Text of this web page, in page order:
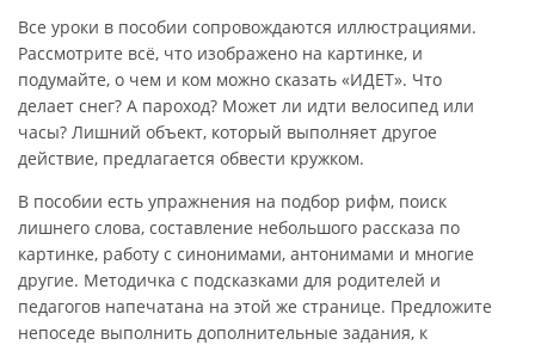
Все уроки в пособии сопровождаются иллюстрациями.
Рассмотрите всё, что изображено на картинке, и
подумайте, о чем и ком можно сказать «ИДЕТ». Что
делает снег? А пароход? Может ли идти велосипед или
часы? Лишний объект, который выполняет другое
действие, предлагается обвести кружком.
В пособии есть упражнения на подбор рифм, поиск
лишнего слова, составление небольшого рассказа по
картинке, работу с синонимами, антонимами и многие
другие. Методичка с подсказками для родителей и
педагогов напечатана на этой же странице. Предложите
непоседе выполнить дополнительные задания, к